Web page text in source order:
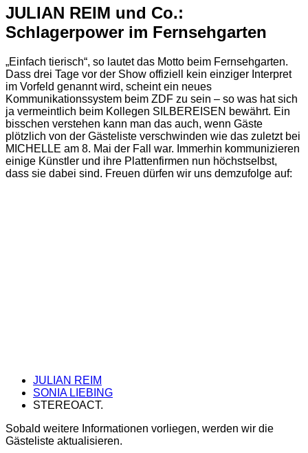
JULIAN REIM und Co.:
Schlagerpower im Fernsehgarten
„Einfach tierisch“, so lautet das Motto beim Fernsehgarten.
Dass drei Tage vor der Show offiziell kein einziger Interpret
im Vorfeld genannt wird, scheint ein neues
Kommunikationssystem beim ZDF zu sein – so was hat sich
ja vermeintlich beim Kollegen SILBEREISEN bewährt. Ein
bisschen verstehen kann man das auch, wenn Gäste
plötzlich von der Gästeliste verschwinden wie das zuletzt bei
MICHELLE am 8. Mai der Fall war. Immerhin kommunizieren
einige Künstler und ihre Plattenfirmen nun höchstselbst,
dass sie dabei sind. Freuen dürfen wir uns demzufolge auf:
JULIAN REIM
SONIA LIEBING
STEREOACT.
Sobald weitere Informationen vorliegen, werden wir die
Gästeliste aktualisieren.